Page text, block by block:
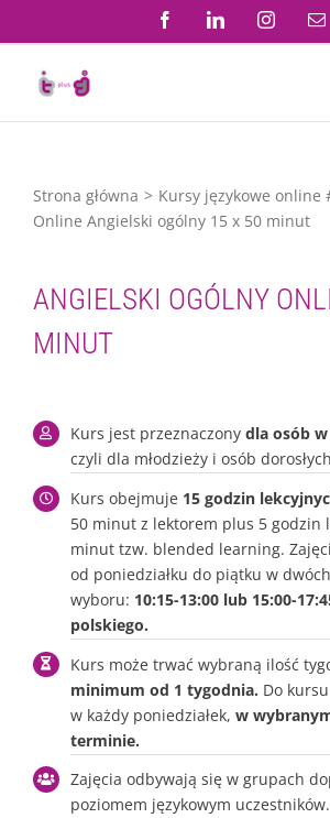
FacebookLinkedIn
Strona główna
Kursy językowe online
Online Angielski ogólny 15 x 50 minut
ANGIELSKI OGÓLNY
MINUT
Kurs jest przeznaczony dla osób
czyli dla młodzieży i osób
Kurs obejmuje 15 godzin
50 minut z lektorem plus 5 godzin
minut tzw. blended learning.
od poniedziałku do piątku w
wyboru: 10:15-13:00 lub 15:00-
polskiego.
Kurs może trwać wybraną ilość
minimum od 1 tygodnia. Do
w każdy poniedziałek, w
terminie.
Zajęcia odbywają się w grupach
poziomem językowym uczestników.